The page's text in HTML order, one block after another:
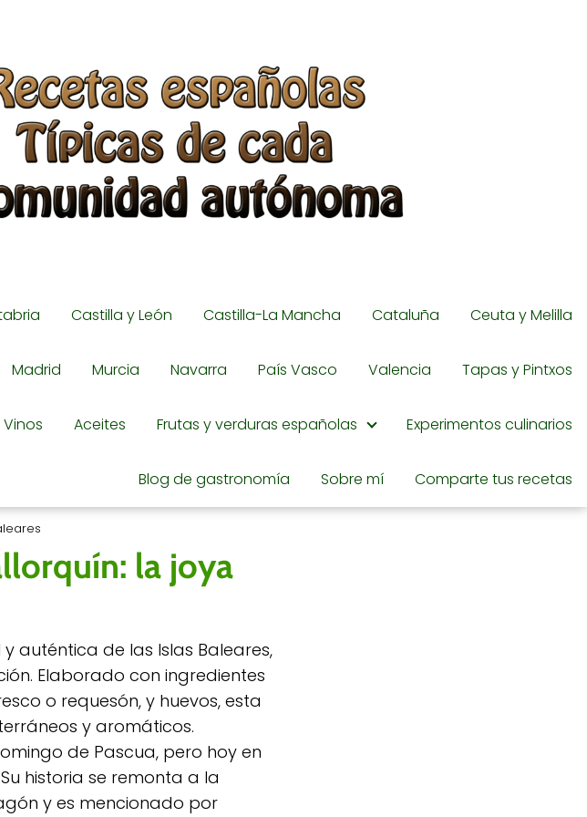
Castilla y León Castilla-La Mancha Cataluña Ceuta y Melilla
Madrid Murcia Navarra País Vasco Valencia Tapas y Pintxos
Vinos Aceites Frutas y verduras españolas Experimentos culinarios
Blog de gastronomía Sobre mí Comparte tus recetas
la joya
auténtica de las Islas Baleares,
Elaborado con ingredientes
o requesón, y huevos, esta
y aromáticos.
de Pascua, pero hoy en
historia se remonta a la
y es mencionado por